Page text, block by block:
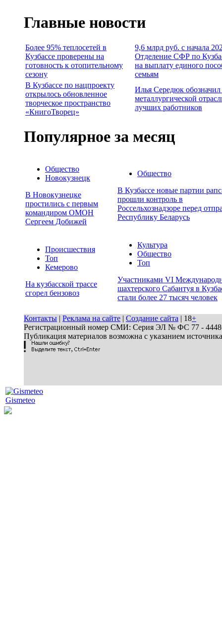
Главные новости
Более 95% теплосетей в
Кузбассе проверены на
готовность к отопительному
сезону
9,6 млрд руб. с начала
Отделение СФР по
на выплату единого
семьям
В Кузбассе по нацпроекту
открылось обновленное
творческое пространство
«КнигоТворец»
Илья Середюк
металлургической
лучших работников
Популярное за месяц
Общество
Новокузнецк
В Новокузнецке
простились с первым
командиром ОМОН
Сергеем Добижей
Общество
В Кузбассе новые партии
прошли контроль в
Россельхознадзоре перед
Республику Беларусь
Происшествия
Топ
Кемерово
На кузбасской трассе
сгорел бензовоз
Культура
Общество
Топ
Участниками VI
шахтерского Сабантуя в
стали более 27 тысяч человек
Контакты | Реклама на сайте | Создание сайта | 18+
Регистрационный номер СМИ: Серия ЭЛ № ФС 77 - 44486
Публикация материалов возможна с указанием
Gismeteo